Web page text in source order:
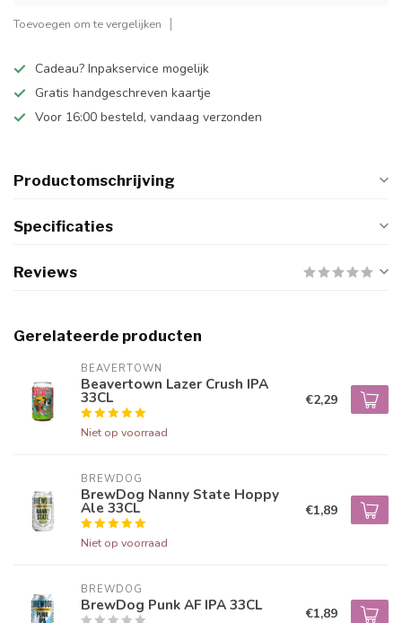
Toevoegen om te vergelijken
Cadeau? Inpakservice mogelijk
Gratis handgeschreven kaartje
Voor 16:00 besteld, vandaag verzonden
Productomschrijving
Specificaties
Reviews
Gerelateerde producten
BEAVERTOWN
Beavertown Lazer Crush IPA
33CL
Niet op voorraad
€2,29
BREWDOG
BrewDog Nanny State Hoppy
Ale 33CL
Niet op voorraad
€1,89
BREWDOG
BrewDog Punk AF IPA 33CL €1,89